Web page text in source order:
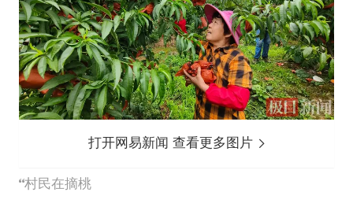
打开网易新闻 查看更多图片
村民在摘桃